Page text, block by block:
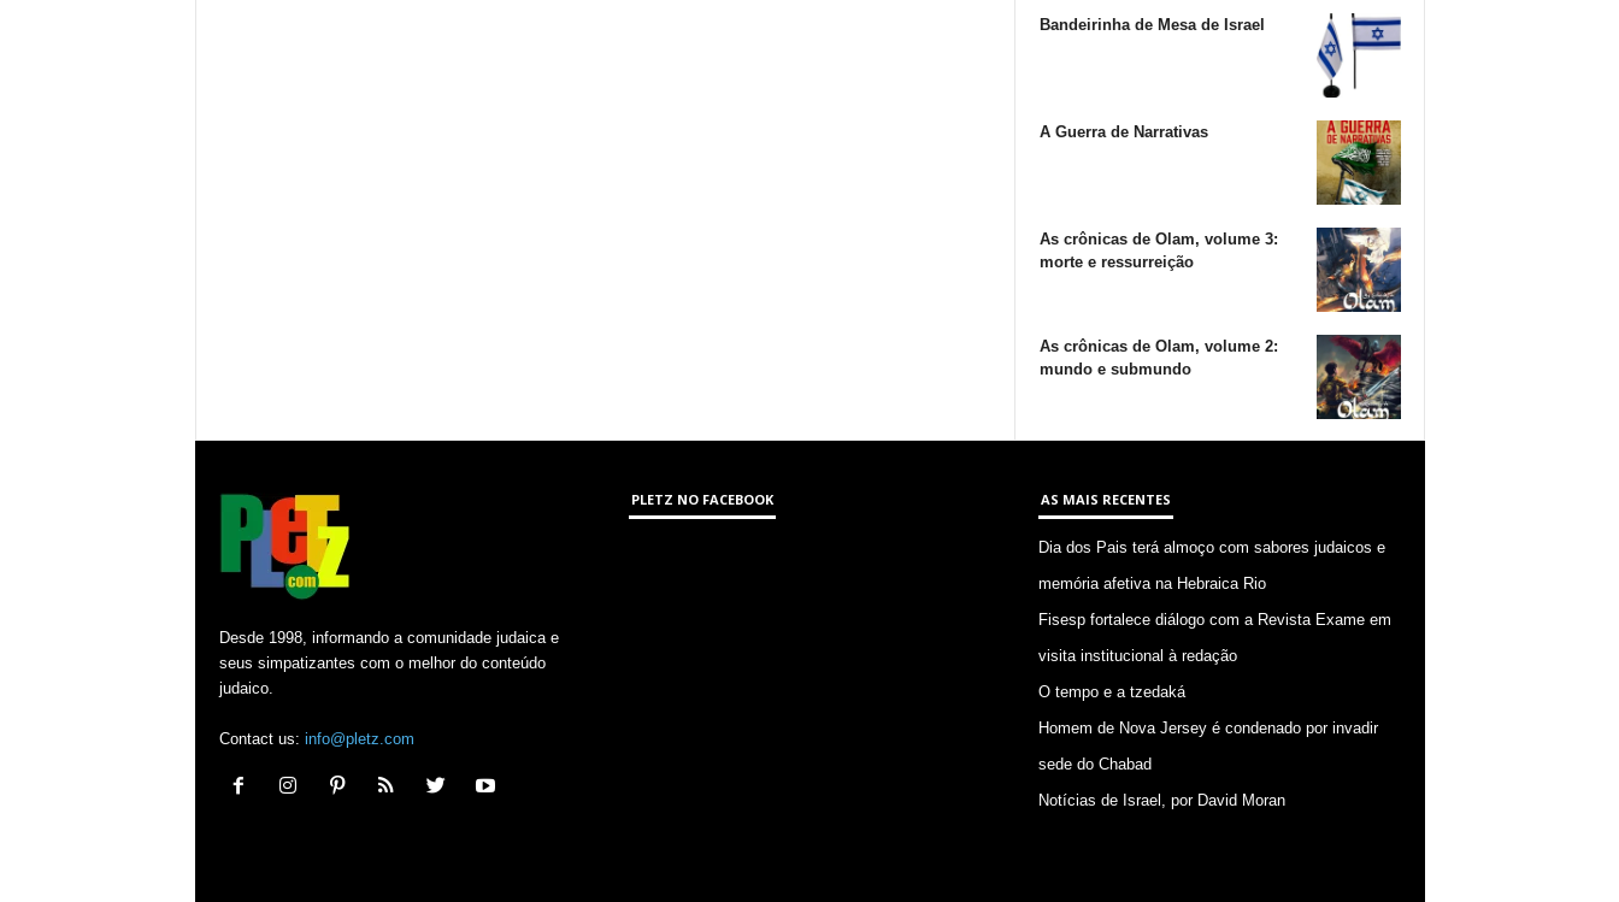
Bandeirinha de Mesa de Israel
A Guerra de Narrativas
As crônicas de Olam, volume 3:
morte e ressurreição
As crônicas de Olam, volume 2:
mundo e submundo
Desde 1998, informando a comunidade judaica e
seus simpatizantes com o melhor do conteúdo
judaico.
Contact us: info@pletz.com
PLETZ NO FACEBOOK AS MAIS RECENTES
Dia dos Pais terá almoço com sabores judaicos e
memória afetiva na Hebraica Rio
Fisesp fortalece diálogo com a Revista Exame em
visita institucional à redação
O tempo e a tzedaká
Homem de Nova Jersey é condenado por invadir
sede do Chabad
Notícias de Israel, por David Moran